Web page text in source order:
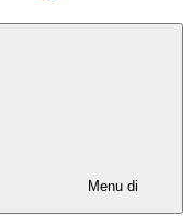
Menu di